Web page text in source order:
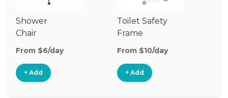
Shower
Chair
From $6/day
+ Add
Toilet Safety
Frame
From $10/day
+ Add